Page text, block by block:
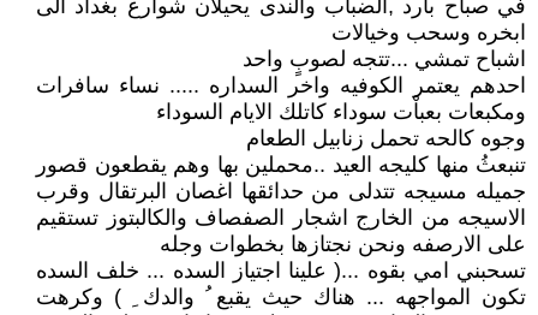
في صباح بارد ,الضباب والندى يحيلان شوارع بغداد الى
ابخره وسحب وخيالات
اشباح تمشي ...تتجه لصوبٍ واحد
احدهم يعتمر الكوفيه واخر السداره ..... نساء سافرات
ومكبعات بعباْت سوداء كاتلك الايام السوداء
وجوه كالحه تحمل زنابيل الطعام
تنبعثُ منها كليجه العيد ..محملين بها وهم يقطعون قصور
جميله مسيجه تتدلى من حدائقها اغصان البرتقال وقرب
الاسيجه من الخارج اشجار الصفصاف والكالبتوز تستقيم
على الارصفه ونحن نجتازها بخطوات وجله
تسحبني امي بقوه ...( علينا اجتياز السده ... خلف السده
تكون المواجهه ... هناك حيث يقبع ُ والدك ِ ) وكرهت